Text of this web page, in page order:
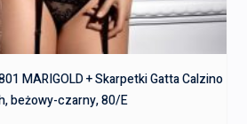
MARIGOLD + Skarpetki Gatta Calzino
beżowy-czarny, 80/E